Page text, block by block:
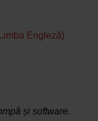
Engleză)
și software.